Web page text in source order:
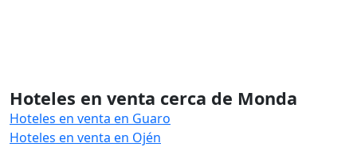
Hoteles en venta cerca de Monda
Hoteles en venta en Guaro
Hoteles en venta en Ojén